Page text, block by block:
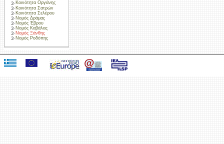
Κοινότητα Οργάνης
Κοινότητα Σατρών
Κοινότητα Σελέρου
Νομός Δράμας
Νομός Έβρου
Νομός Καβάλας
Νομός Ξάνθης
Νομός Ροδόπης